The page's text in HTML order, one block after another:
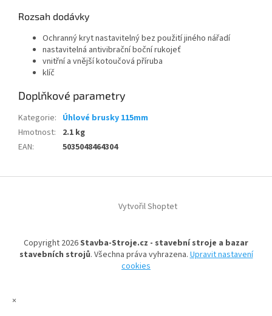
Rozsah dodávky
Ochranný kryt nastavitelný bez použití jiného nářadí
nastavitelná antivibrační boční rukojeť
vnitřní a vnější kotoučová příruba
klíč
Doplňkové parametry
Kategorie: Úhlové brusky 115mm
Hmotnost:
2.1 kg
EAN: 5035048464304
Vytvořil Shoptet
Copyright 2026Stavba-Stroje.cz - stavební stroje a bazar
stavebních strojů. Všechna práva vyhrazena.Upravit nastavení
cookies
×